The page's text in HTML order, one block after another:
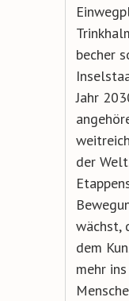
becher
Jahr
der
wächst,
dem
mehr